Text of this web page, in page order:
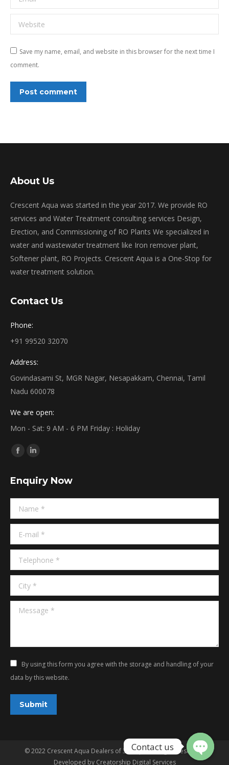
Website
Save my name, email, and website in this browser for the next time I
comment.
Post comment
About Us
Crescent Aqua was started in the year 2017. We provide RO
services and Water Treatment consulting services Design,
Erection, and Commissioning of RO Plants We specialized in
water and wastewater treatment like Iron remover plant,
Softener plant, RO Projects. Crescent Aqua is a One-Stop for
water treatment solution.
Contact Us
Phone:
+91 99520 32070
Address:
Govindasami St, MGR Nagar, Nesapakkam, Chennai, Tamil
Nadu 600078
We are open:
Mon - Sat: 9 AM - 6 PM Friday : Holiday
Find us on:
Facebook
opens
in
new
window
Linkedin
opens
in
new
window
Enquiry Now
Name *
E-mail *
Telephone *
City *
Message *
By using this form you agree with the storage and handling of your
data by this website.
Submit
© 2022 Crescent Aqua Dealers of 3G Aqua. All rights reserved.
Developed by Creatorship Digital Services